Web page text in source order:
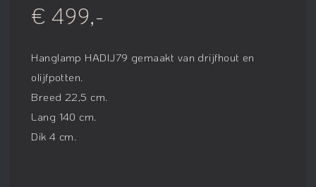
€ 499,-
Hanglamp HADIJ79 gemaakt van drijfhout en
olijfpotten.
Breed 22,5 cm.
Lang 140 cm.
Dik 4 cm.